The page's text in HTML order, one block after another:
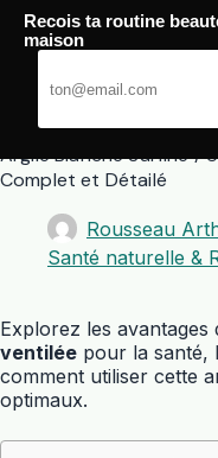
Passer
contenu
Argile Blanche Surfine /
Complet et Détailé
Rousseau
Santé naturelle &
Explorez les avantages
ventilée pour la santé,
comment utiliser cette
optimaux.
Recois ta routine
maison